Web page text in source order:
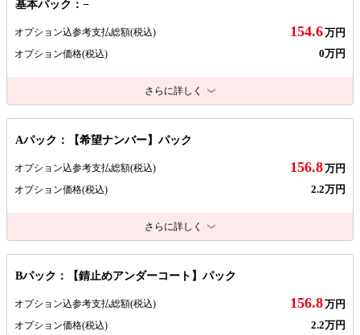
基本パック：−
オプション込参考支払総額(税込) 154.6万円
オプション価格(税込) 0万円
さらに詳しく
Aパック：【希望ナンバー】パック
オプション込参考支払総額(税込) 156.8万円
オプション価格(税込) 2.2万円
さらに詳しく
Bパック：【錆止めアンダーコート】パック
オプション込参考支払総額(税込) 156.8万円
オプション価格(税込) 2.2万円